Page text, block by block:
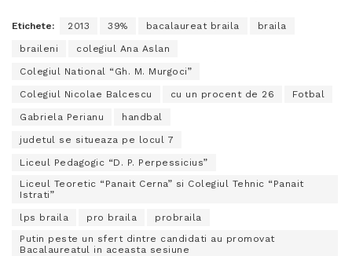
Etichete: 2013 39% bacalaureat braila braila
braileni colegiul Ana Aslan
Colegiul National “Gh. M. Murgoci”
Colegiul Nicolae Balcescu cu un procent de 26 Fotbal
Gabriela Perianu handbal
judetul se situeaza pe locul 7
Liceul Pedagogic “D. P. Perpessicius”
Liceul Teoretic “Panait Cerna” si Colegiul Tehnic “Panait
Istrati”
lps braila pro braila
probraila
Putin peste un sfert dintre candidati au promovat
Bacalaureatul in aceasta sesiune